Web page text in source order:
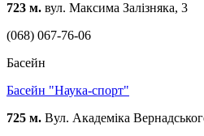
723 м. вул. Максима Залізняка, 3
(068) 067-76-06
Басейн
Басейн "Наука-спорт"
725 м. Вул. Академіка